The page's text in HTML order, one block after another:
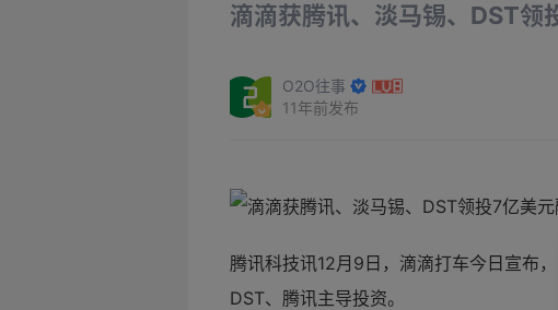
滴滴获腾讯、淡马锡、DST领
O2O往事
11年前发布
腾讯科技讯12月9日，滴滴打车今日宣布
DST、腾讯主导投资。